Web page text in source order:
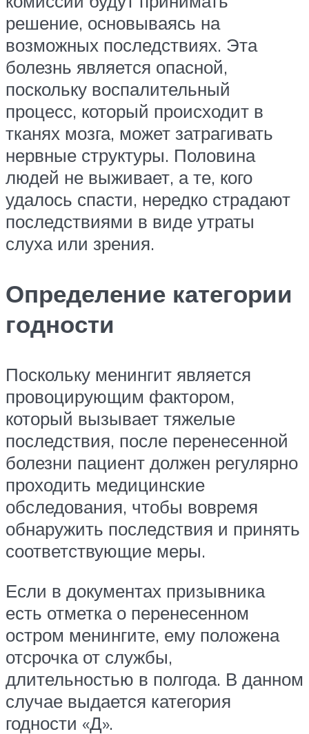
решение, основываясь на
возможных последствиях. Эта
болезнь является опасной,
поскольку воспалительный
процесс, который происходит в
тканях мозга, может затрагивать
нервные структуры. Половина
людей не выживает, а те, кого
удалось спасти, нередко страдают
последствиями в виде утраты
слуха или зрения.
Определение категории
годности
Поскольку менингит является
провоцирующим фактором,
который вызывает тяжелые
последствия, после перенесенной
болезни пациент должен регулярно
проходить медицинские
обследования, чтобы вовремя
обнаружить последствия и принять
соответствующие меры.
Если в документах призывника
есть отметка о перенесенном
остром менингите, ему положена
отсрочка от службы,
длительностью в полгода. В данном
случае выдается категория
годности «Д».